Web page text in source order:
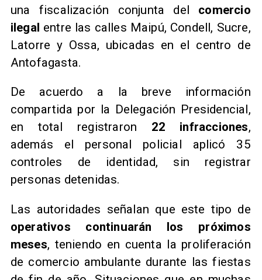
una fiscalización conjunta del comercio
ilegal entre las calles Maipú, Condell, Sucre,
Latorre y Ossa, ubicadas en el centro de
Antofagasta.
De acuerdo a la breve información
compartida por la Delegación Presidencial,
en total registraron 22 infracciones,
además el personal policial aplicó 35
controles de identidad, sin registrar
personas detenidas.
Las autoridades señalan que este tipo de
operativos continuarán los próximos
meses, teniendo en cuenta la proliferación
de comercio ambulante durante las fiestas